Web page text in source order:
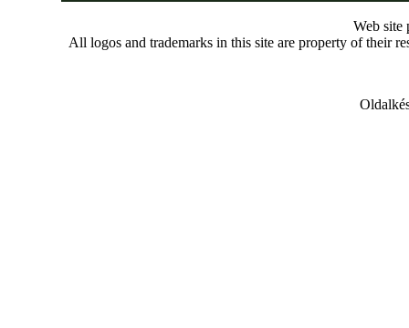
Web site
All logos and trademarks in this site are property of their